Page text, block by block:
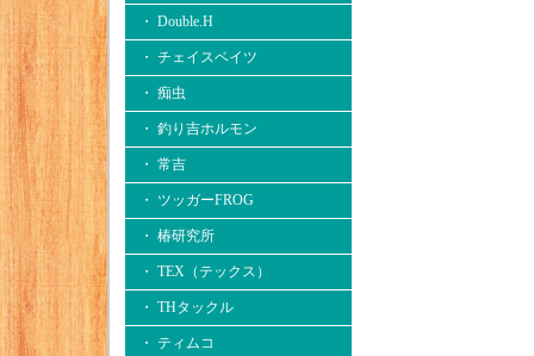
・ Double.H
・ チェイスベイツ
・ 痴虫
・ 釣り吉ホルモン
・ 常吉
・ ツッガーFROG
・ 椿研究所
・ TEX（テックス）
・ THタックル
・ ティムコ